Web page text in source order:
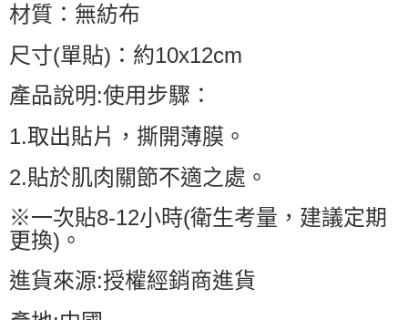
材質：無紡布
尺寸(單貼)：約10x12cm
產品說明:使用步驟：
1.取出貼片，撕開薄膜。
2.貼於肌肉關節不適之處。
※一次貼8-12小時(衛生考量，建議定期
更換)。
進貨來源:授權經銷商進貨